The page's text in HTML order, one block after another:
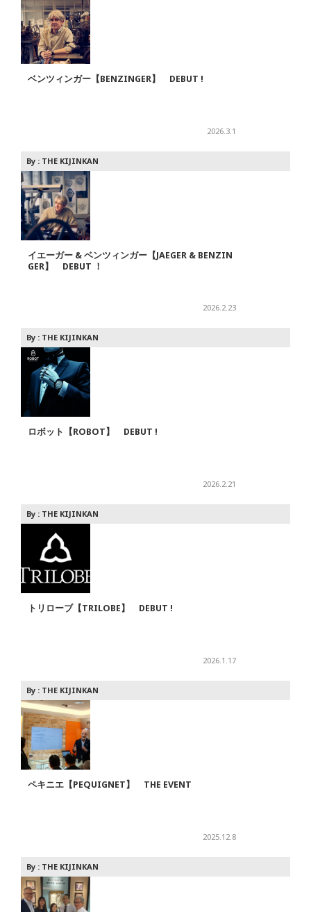
ベンツィンガー【BENZINGER】 DEBUT !
2026.3.1
By : THE KIJINKAN
イエーガー & ベンツィンガー【JAEGER & BENZIN
GER】 DEBUT ！
2026.2.23
By : THE KIJINKAN
ロボット【ROBOT】 DEBUT !
2026.2.21
By : THE KIJINKAN
トリローブ【TRILOBE】 DEBUT !
2026.1.17
By : THE KIJINKAN
ペキニエ【PEQUIGNET】 THE EVENT
2025.12.8
By : THE KIJINKAN